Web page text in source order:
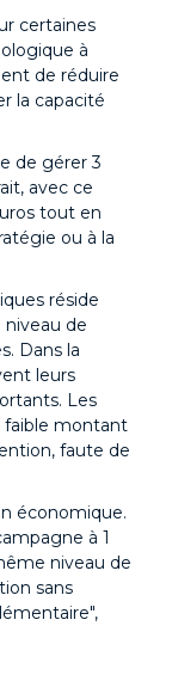
certaines
à
de réduire
la capacité
de gérer 3
avec ce
tout en
ou à la
réside
niveau de
Dans la
leurs
Les
faible montant
faute de
économique.
à 1
niveau de
sans